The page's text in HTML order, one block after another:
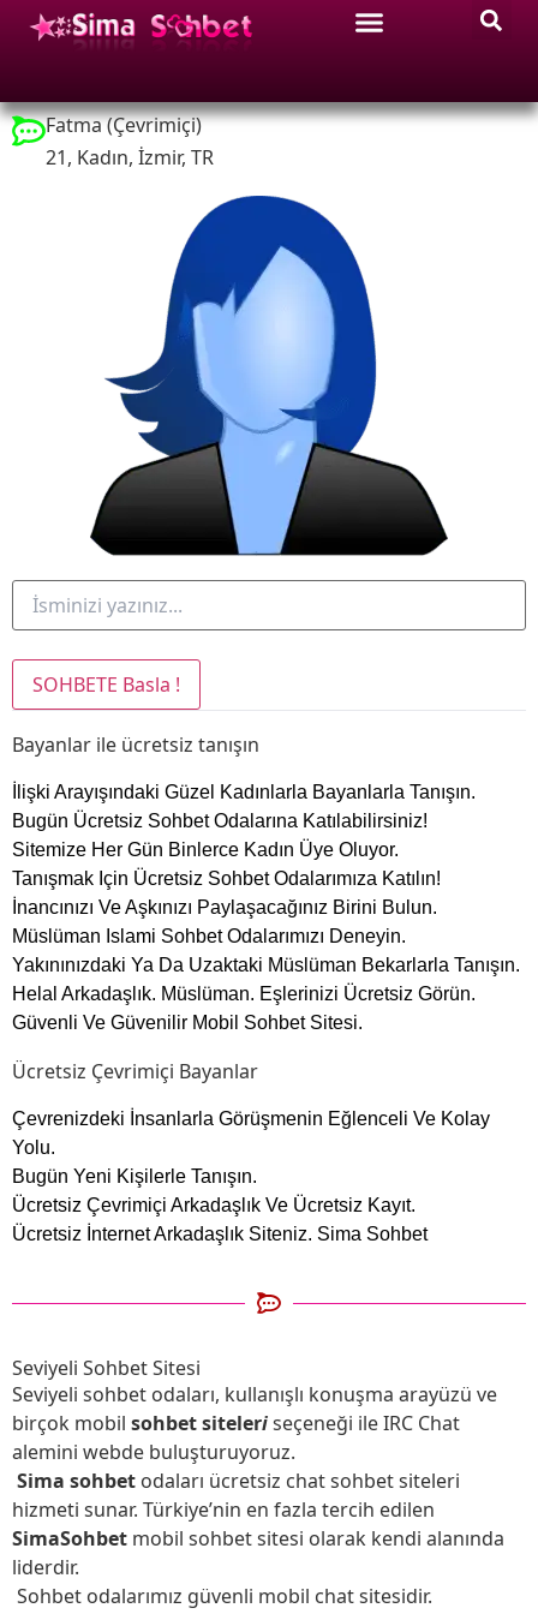
Fatma (Çevrimiçi)
21, Kadın, İzmir, TR
Bayanlar ile ücretsiz tanışın
İlişki Arayışındaki Güzel Kadınlarla Bayanlarla Tanışın.
Bugün Ücretsiz SohbetOdalarına Katılabilirsiniz!
Sitemize Her Gün Binlerce Kadın Üye Oluyor.
Tanışmak Için Ücretsiz SohbetOdalarımıza Katılın!
İnancınızı Ve Aşkınızı Paylaşacağınız Birini Bulun.
Müslüman Islami SohbetOdalarımızı Deneyin.
Yakınınızdaki Ya Da Uzaktaki Müslüman Bekarlarla Tanışın.
Helal Arkadaşlık. Müslüman. Eşlerinizi Ücretsiz Görün.
Güvenli Ve Güvenilir Mobil Sohbet Sitesi.
Ücretsiz Çevrimiçi Bayanlar
Çevrenizdeki İnsanlarla Görüşmenin Eğlenceli Ve Kolay
Yolu.
Bugün Yeni Kişilerle Tanışın.
Ücretsiz Çevrimiçi Arkadaşlık Ve Ücretsiz Kayıt.
Ücretsiz İnternet Arkadaşlık Siteniz. Sima Sohbet
Seviyeli Sohbet Sitesi
Seviyeli sohbet odaları, kullanışlı konuşma arayüzü ve
birçok mobil sohbet siteleriseçeneği ile IRC Chat
alemini webde buluşturuyoruz.
Sima sohbet odaları ücretsiz chat sohbet siteleri
hizmeti sunar. Türkiye’nin en fazla tercih edilen
SimaSohbet mobil sohbet sitesi olarak kendi alanında
liderdir.
Sohbet odalarımız güvenli mobil chat sitesidir.